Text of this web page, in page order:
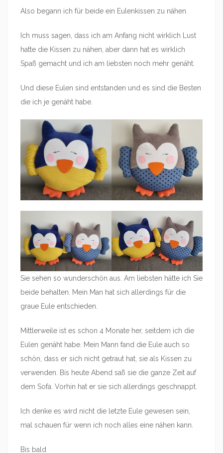
Also begann ich für beide ein Eulenkissen zu nähen.
Ich muss sagen, dass ich am Anfang nicht wirklich Lust
hatte die Kissen zu nähen, aber dann hat es wirklich
Spaß gemacht und ich am liebsten noch mehr genäht.
Und diese Eulen sind entstanden und es sind die Besten
die ich je genäht habe.
Sie sehen so wunderschön aus. Am liebsten hätte ich Sie
beide behalten. Mein Man hat sich allerdings für die
graue Eule entschieden.
Mittlerweile ist es schon 4 Monate her, seitdem ich die
Eulen genäht habe. Mein Mann fand die Eule auch so
schön, dass er sich nicht getraut hat, sie als Kissen zu
verwenden. Bis heute Abend saß sie die ganze Zeit auf
dem Sofa. Vorhin hat er sie sich allerdings geschnappt.
Ich denke es wird nicht die letzte Eule gewesen sein,
mal schauen für wenn ich noch alles eine nähen kann.
Bis bald